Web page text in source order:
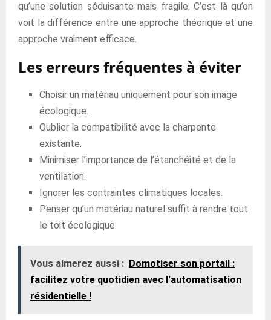
qu’une solution séduisante mais fragile. C’est là qu’on
voit la différence entre une approche théorique et une
approche vraiment efficace.
Les erreurs fréquentes à éviter
Choisir un matériau uniquement pour son image
écologique.
Oublier la compatibilité avec la charpente
existante.
Minimiser l’importance de l’étanchéité et de la
ventilation.
Ignorer les contraintes climatiques locales.
Penser qu’un matériau naturel suffit à rendre tout
le toit écologique.
Vous aimerez aussi : Domotiser son portail :
facilitez votre quotidien avec l'automatisation
résidentielle !